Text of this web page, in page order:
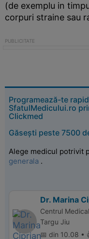
(de exemplu in
corpuri straine sau
Programează-te
SfatulMedicului.ro
Clickmed
Găsești peste 7500
Alege medicul potrivit
generala .
Dr. Marina
Centrul
Targu Jiu
📅 din 10.08 •